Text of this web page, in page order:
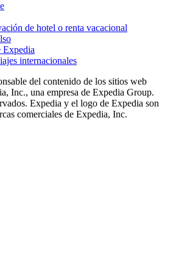
de hotel o renta vacacional
Expedia
internacionales
del contenido de los sitios web
Inc., una empresa de Expedia Group.
Expedia y el logo de Expedia son
comerciales de Expedia, Inc.